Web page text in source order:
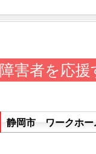
障害者を応
静岡市 ワークホー